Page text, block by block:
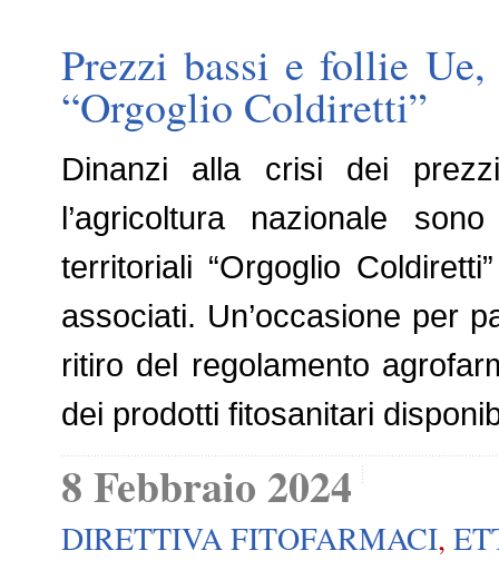
Prezzi bassi e follie
“Orgoglio Coldiretti”
Dinanzi alla crisi dei
l’agricoltura nazionale
territoriali “Orgoglio
associati. Un’occasione per
ritiro del regolamento
dei prodotti fitosanitari
8 Febbraio 2024
DIRETTIVA FITOFARMACI,